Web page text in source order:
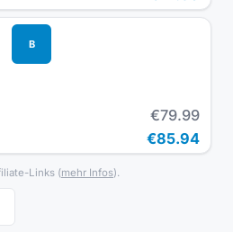
B
€79.99
€85.94
Links (mehr Infos).